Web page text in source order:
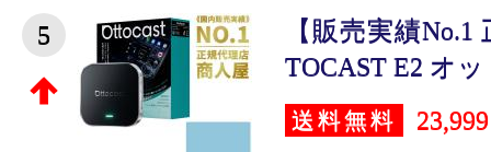
5
【販売実績
TOCAST E2 オ
送料無料